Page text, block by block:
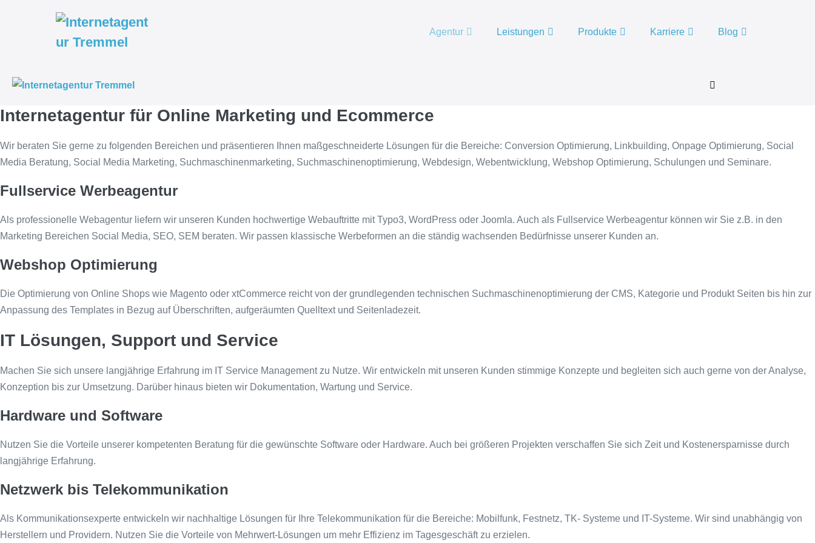
Agentur Leistungen Produkte Karriere Blog
Internetagentur für Online Marketing und Ecommerce
Wir beraten Sie gerne zu folgenden Bereichen und präsentieren Ihnen maßgeschneiderte Lösungen für die Bereiche: Conversion Optimierung, Linkbuilding, Onpage Optimierung, Social
Media Beratung, Social Media Marketing, Suchmaschinenmarketing, Suchmaschinenoptimierung, Webdesign, Webentwicklung, Webshop Optimierung, Schulungen und Seminare.
Fullservice Werbeagentur
Als professionelle Webagentur liefern wir unseren Kunden hochwertige Webauftritte mit Typo3, WordPress oder Joomla. Auch als Fullservice Werbeagentur können wir Sie z.B. in den
Marketing Bereichen Social Media, SEO, SEM beraten. Wir passen klassische Werbeformen an die ständig wachsenden Bedürfnisse unserer Kunden an.
Webshop Optimierung
Die Optimierung von Online Shops wie Magento oder xtCommerce reicht von der grundlegenden technischen Suchmaschinenoptimierung der CMS, Kategorie und Produkt Seiten bis hin zur
Anpassung des Templates in Bezug auf Überschriften, aufgeräumten Quelltext und Seitenladezeit.
IT Lösungen, Support und Service
Machen Sie sich unsere langjährige Erfahrung im IT Service Management zu Nutze. Wir entwickeln mit unseren Kunden stimmige Konzepte und begleiten sich auch gerne von der Analyse,
Konzeption bis zur Umsetzung. Darüber hinaus bieten wir Dokumentation, Wartung und Service.
Hardware und Software
Nutzen Sie die Vorteile unserer kompetenten Beratung für die gewünschte Software oder Hardware. Auch bei größeren Projekten verschaffen Sie sich Zeit und Kostenersparnisse durch
langjährige Erfahrung.
Netzwerk bis Telekommunikation
Als Kommunikationsexperte entwickeln wir nachhaltige Lösungen für Ihre Telekommunikation für die Bereiche: Mobilfunk, Festnetz, TK- Systeme und IT-Systeme. Wir sind unabhängig von
Herstellern und Providern. Nutzen Sie die Vorteile von Mehrwert-Lösungen um mehr Effizienz im Tagesgeschäft zu erzielen.